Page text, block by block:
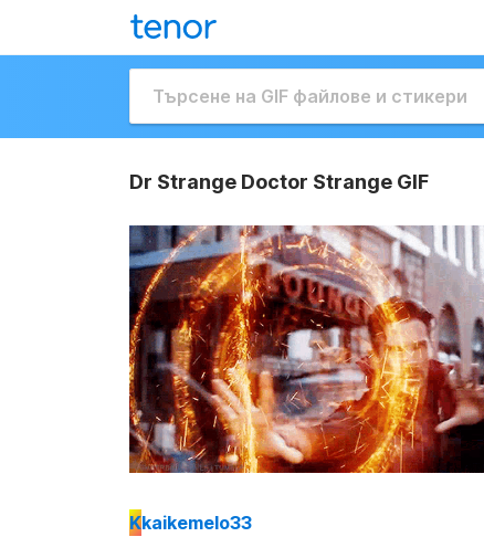
Dr Strange Doctor Strange GIF
Kkaikemelo33